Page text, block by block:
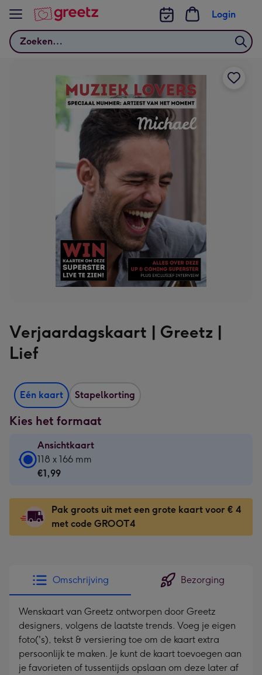
Bekijk meer
Zoeken
Login
Verjaardagskaart | Greetz |
Lief
Eén kaart Stapelkorting
Kies het formaat
Ansichtkaart
Ansichtkaart
-
-
118
x
Dimensions:
118
x
166
mm
118 x 166 mm
€1,99
Pak groots uit met een grote kaart voor € 4
met code GROOT4
Omschrijving Bezorging
Wenskaart van Greetz ontworpen door Greetz
designers, volgens de laatste trends. Voeg je eigen
foto('s), tekst & versiering toe om de kaart extra
persoonlijk te maken. Je kunt de kaart toevoegen aan
je favorieten of tussentijds opslaan om deze later af